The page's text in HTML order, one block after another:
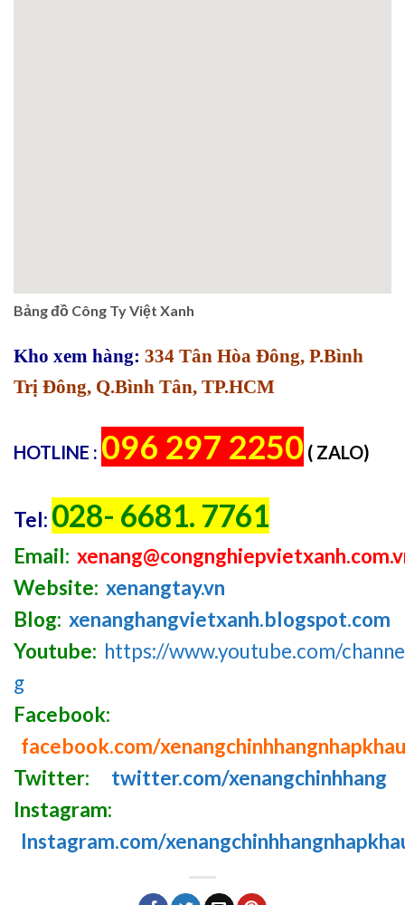
Bảng đồ Công Ty Việt Xanh
Kho xem hàng: 334 Tân Hòa Đông, P.Bình
Trị Đông, Q.Bình Tân, TP.HCM
HOTLINE : 096 297 2250 ( ZALO)
Tel: 028- 6681. 7761
Email:
Website: xenangtay.vn
Blog: xenanghangvietxanh.blogspot.com
Youtube: https://www.youtube.com/
g
Facebook:
facebook.com/xenangchinhhangnhapkhau
Twitter:
twitter.com/xenangchinhhang
Instagram:
Instagram.com/